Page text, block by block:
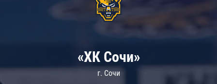
«ХК Сочи»
г. Сочи